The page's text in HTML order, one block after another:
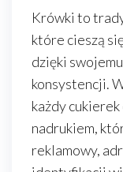
Krówki to
które cieszą
dzięki
konsystencji.
każdy
nadrukiem,
reklamowy,